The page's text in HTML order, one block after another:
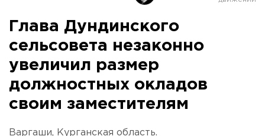
Глава Дундинского
сельсовета незаконно
увеличил размер
должностных окладов
своим заместителям
Варгаши, Курганская область.